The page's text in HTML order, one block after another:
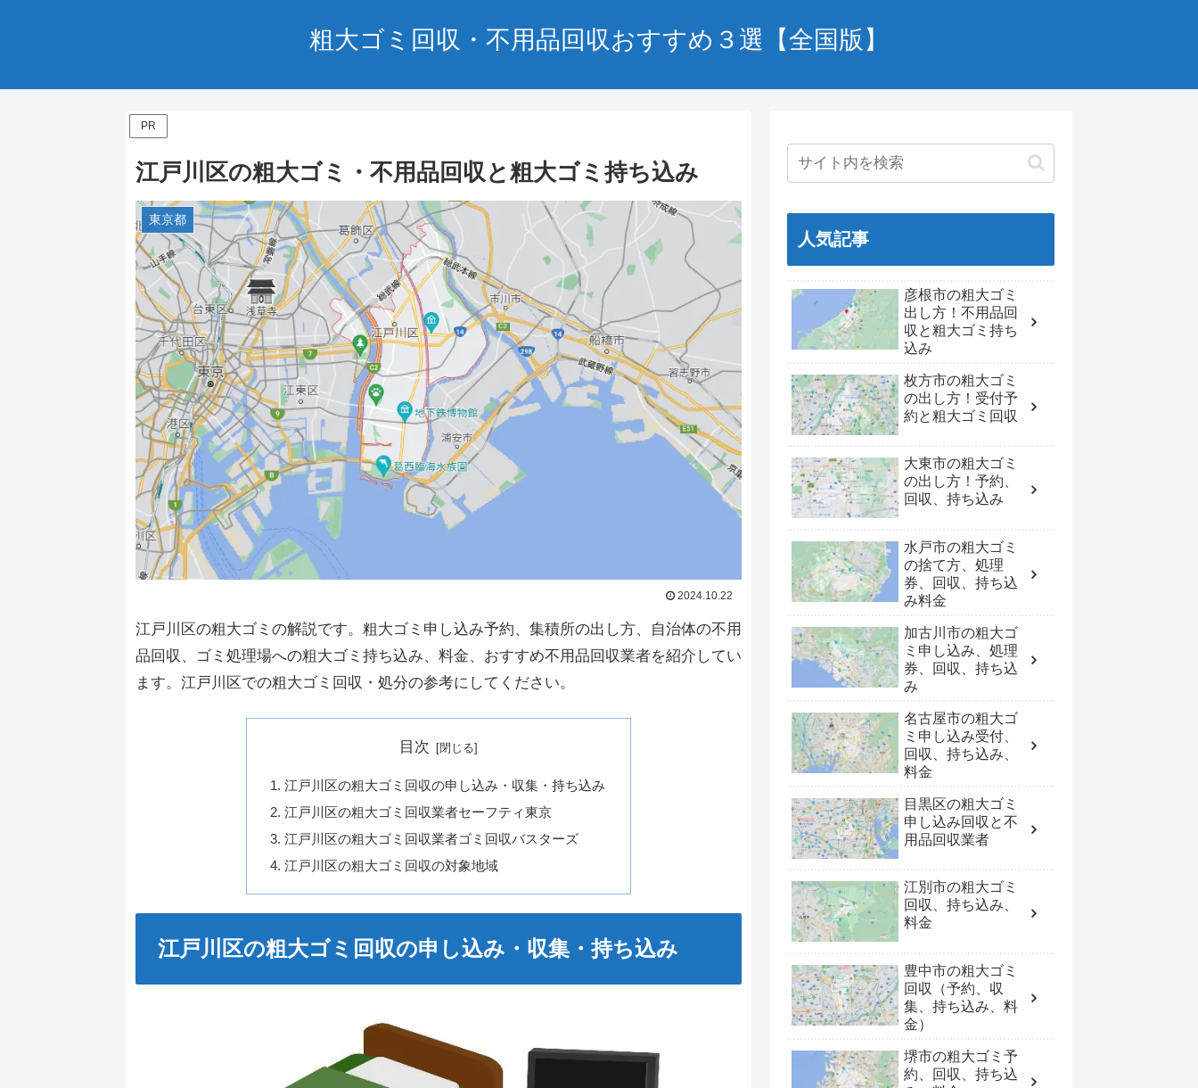
粗大ゴミ回収・不用品回収おすすめ３選【全国版】
PR
江戸川区の粗大ゴミ・不用品回収と粗大ゴミ持ち込み
東京都
2024.10.22
江戸川区の粗大ゴミの解説です。粗大ゴミ申し込み予約、集積所の出し方、自治体の不用
品回収、ゴミ処理場への粗大ゴミ持ち込み、料金、おすすめ不用品回収業者を紹介してい
ます。江戸川区での粗大ゴミ回収・処分の参考にしてください。
目次
江戸川区の粗大ゴミ回収の申し込み・収集・持ち込み
江戸川区の粗大ゴミ回収業者セーフティ東京
江戸川区の粗大ゴミ回収業者ゴミ回収バスターズ
江戸川区の粗大ゴミ回収の対象地域
江戸川区の粗大ゴミ回収の申し込み・収集・持ち込み
人気記事
彦根市の粗大ゴミ
出し方！不用品回
収と粗大ゴミ持ち
込み
枚方市の粗大ゴミ
の出し方！受付予
約と粗大ゴミ回収
大東市の粗大ゴミ
の出し方！予約、
回収、持ち込み
水戸市の粗大ゴミ
の捨て方、処理
券、回収、持ち込
み料金
加古川市の粗大ゴ
ミ申し込み、処理
券、回収、持ち込
み
名古屋市の粗大ゴ
ミ申し込み受付、
回収、持ち込み、
料金
目黒区の粗大ゴミ
申し込み回収と不
用品回収業者
江別市の粗大ゴミ
回収、持ち込み、
料金
豊中市の粗大ゴミ
回収（予約、収
集、持ち込み、料
金）
堺市の粗大ゴミ予
約、回収、持ち込